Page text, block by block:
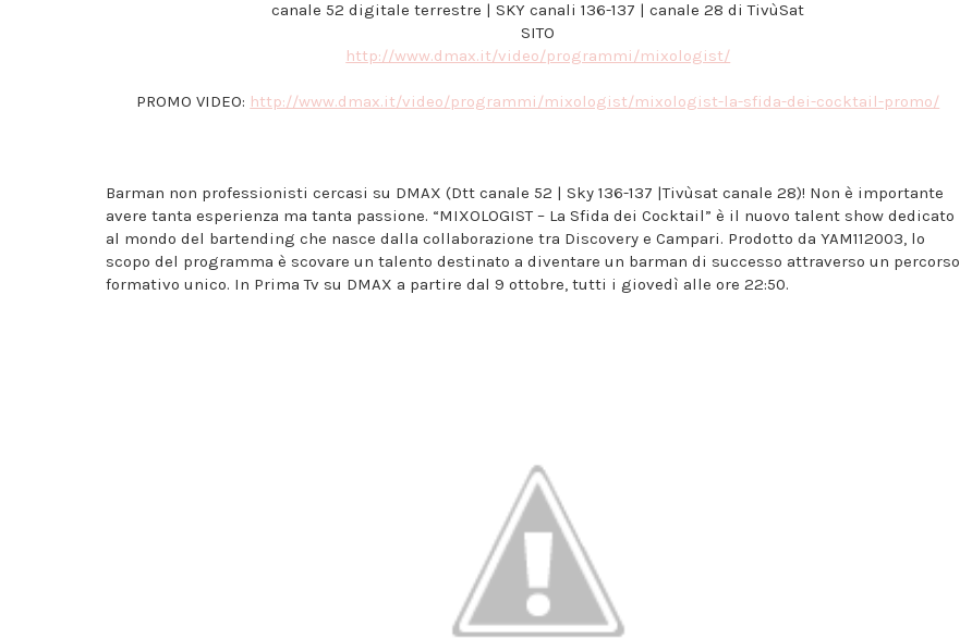
canale 52 digitale terrestre | SKY canali 136-137 | canale 28 di TivùSat
SITO
http://www.dmax.it/video/programmi/mixologist/
PROMO VIDEO: http://www.dmax.it/video/programmi/mixologist/mixologist-la-sfida-dei-cocktail-promo/
Barman non professionisti cercasi su DMAX (Dtt canale 52 | Sky 136-137 |Tivùsat canale 28)! Non è importante
avere tanta esperienza ma tanta passione. “MIXOLOGIST – La Sfida dei Cocktail” è il nuovo talent show dedicato
al mondo del bartending che nasce dalla collaborazione tra Discovery e Campari. Prodotto da YAM112003, lo
scopo del programma è scovare un talento destinato a diventare un barman di successo attraverso un percorso
formativo unico. In Prima Tv su DMAX a partire dal 9 ottobre, tutti i giovedì alle ore 22:50.